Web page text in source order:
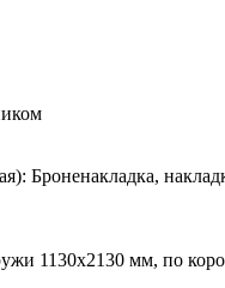
Броненакладка,
1130х2130 мм, по